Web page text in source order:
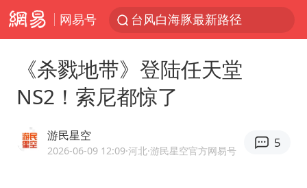
网易号
台风白海豚最新路径
我国编制完成新版全月地质图
《杀戮地带》登陆任天堂
NS2！索尼都惊了
游民星空
2026-06-09 12:09·河北·游民星空官方网易号
5